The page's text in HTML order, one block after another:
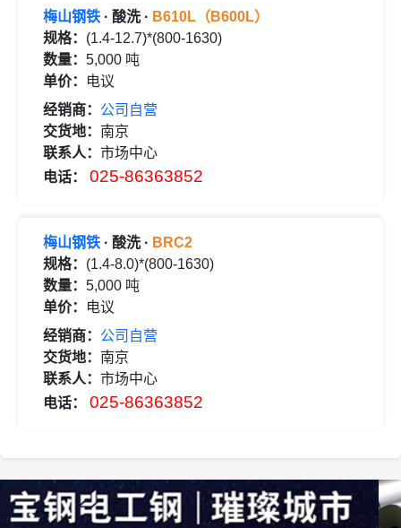
梅山钢铁 · 酸洗 · B610L（B600L）
规格： (1.4-12.7)*(800-1630)
数量： 5,000 吨
单价：
电议
经销商： 公司自营
交货地： 南京
联系人： 市场中心
电话：
025-86363852
梅山钢铁 · 酸洗 · BRC2
规格： (1.4-8.0)*(800-1630)
数量： 5,000 吨
单价：
电议
经销商： 公司自营
交货地： 南京
联系人： 市场中心
电话：
025-86363852